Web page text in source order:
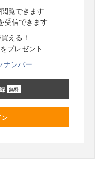
覧できます
受信できます
える！
プレゼント
ナンバー
無料
ン